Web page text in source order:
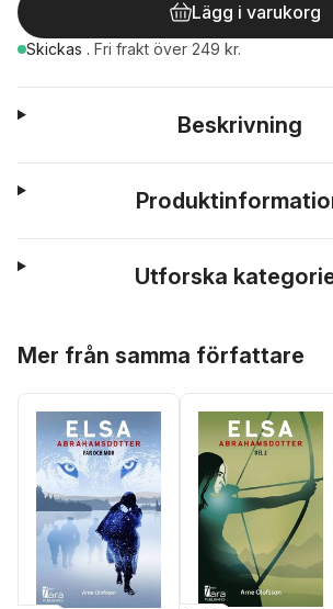
Lägg i varukorg
Skickas . Fri frakt över 249 kr.
Beskrivning
Utforska
Mer från samma författare